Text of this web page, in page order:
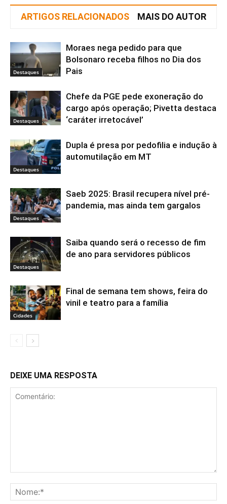
ARTIGOS RELACIONADOS MAIS DO AUTOR
Destaques
Moraes nega pedido para que
Bolsonaro receba filhos no Dia dos
Pais
Destaques
Chefe da PGE pede exoneração do
cargo após operação; Pivetta destaca
‘caráter irretocável’
Destaques
Dupla é presa por pedofilia e indução à
automutilação em MT
Destaques
Saeb 2025: Brasil recupera nível pré-
pandemia, mas ainda tem gargalos
Destaques
Saiba quando será o recesso de fim
de ano para servidores públicos
Cidades
Final de semana tem shows, feira do
vinil e teatro para a família
DEIXE UMA RESPOSTA